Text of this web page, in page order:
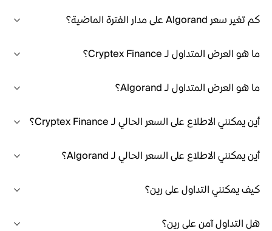
كم تغير سعر Algorand على مدار الفترة الماضية؟
ما هو العرض المتداول لـ Cryptex Finance؟
ما هو العرض المتداول لـ Algorand؟
أين يمكنني الاطلاع على السعر الحالي لـ Cryptex Finance؟
أين يمكنني الاطلاع على السعر الحالي لـ Algorand؟
كيف يمكنني التداول على رين؟
هل التداول آمن على رين؟